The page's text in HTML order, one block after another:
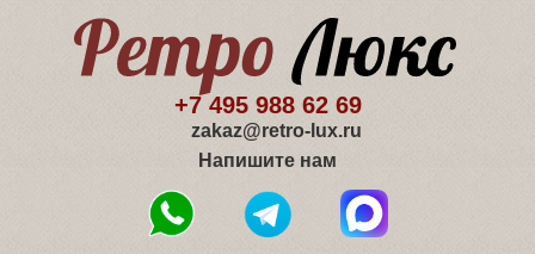
+7 495 988 62 69
zakaz@retro-lux.ru
Напишите нам